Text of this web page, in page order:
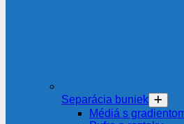
Separácia buniek
Médiá s